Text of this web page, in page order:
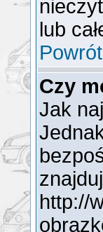
lub
Czy
Jak
http://